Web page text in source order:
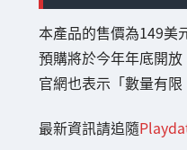
本產品的售價為149美
預購將於今年年底開
官網也表示「數量有
最新資訊請追隨